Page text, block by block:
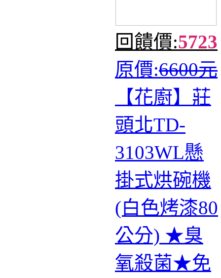
回饋價:5723
原價:6600元
【花廚】莊
頭北TD-
3103WL懸
掛式烘碗機
(白色烤漆80
公分) ★臭
氧殺菌★免